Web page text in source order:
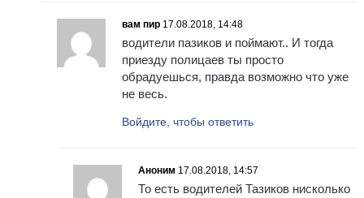
вам пир 17.08.2018, 14:48
водители пазиков и поймают.. И тогда
приезду полицаев ты просто
обрадуешься, правда возможно что уже
не весь.
Войдите, чтобы ответить
Аноним 17.08.2018, 14:57
То есть водителей Тазиков нисколько